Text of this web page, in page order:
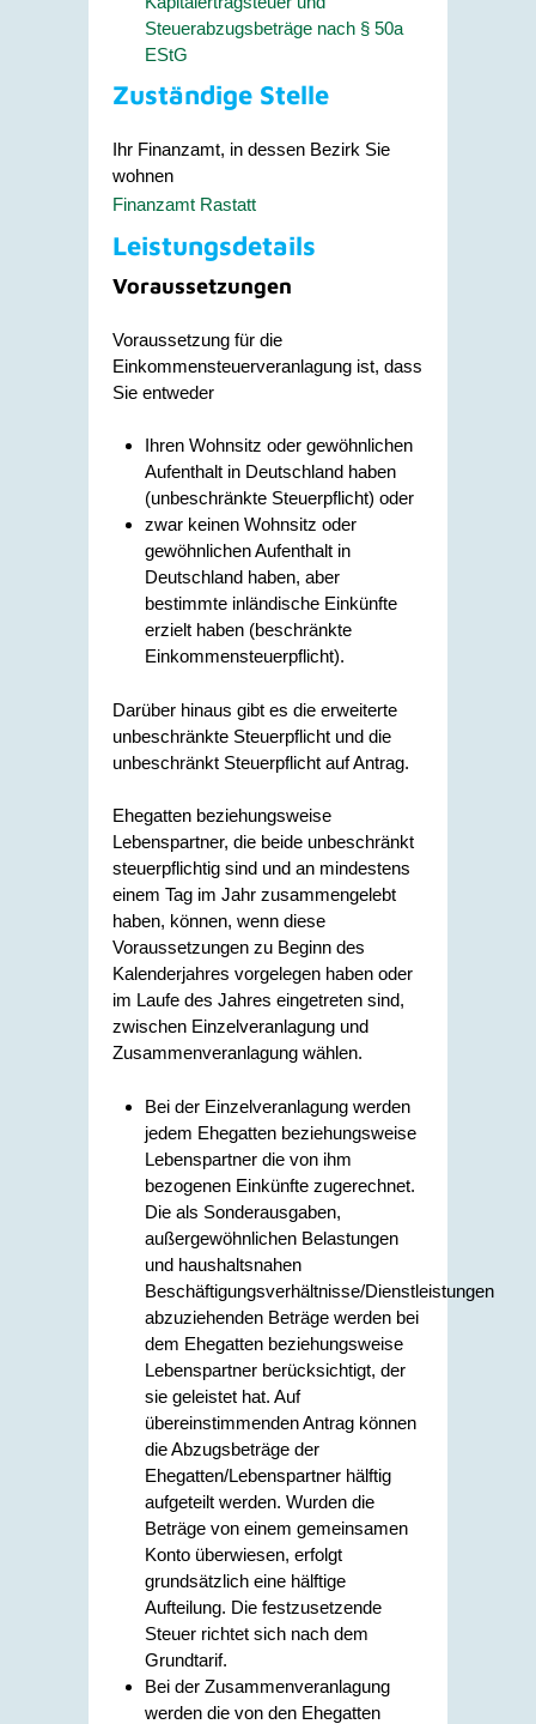
Steuerabzugsbeträge nach § 50a
EStG
Zuständige Stelle
Ihr Finanzamt, in dessen Bezirk Sie
wohnen
Finanzamt Rastatt
Leistungsdetails
Voraussetzungen
Voraussetzung für die
Einkommensteuerveranlagung ist, dass
Sie entweder
Ihren Wohnsitz oder gewöhnlichen
Aufenthalt in Deutschland haben
(unbeschränkte Steuerpflicht) oder
zwar keinen Wohnsitz oder
gewöhnlichen Aufenthalt in
Deutschland haben, aber
bestimmte inländische Einkünfte
erzielt haben (beschränkte
Einkommensteuerpflicht).
Darüber hinaus gibt es die erweiterte
unbeschränkte Steuerpflicht und die
unbeschränkt Steuerpflicht auf Antrag.
Ehegatten beziehungsweise
Lebenspartner, die beide unbeschränkt
steuerpflichtig sind und an mindestens
einem Tag im Jahr zusammengelebt
haben, können, wenn diese
Voraussetzungen zu Beginn des
Kalenderjahres vorgelegen haben oder
im Laufe des Jahres eingetreten sind,
zwischen Einzelveranlagung und
Zusammenveranlagung wählen.
Bei der Einzelveranlagung werden
jedem Ehegatten beziehungsweise
Lebenspartner die von ihm
bezogenen Einkünfte zugerechnet.
Die als Sonderausgaben,
außergewöhnlichen Belastungen
und haushaltsnahen
Beschäftigungsverhältnisse/Dienstleistungen
abzuziehenden Beträge werden bei
dem Ehegatten beziehungsweise
Lebenspartner berücksichtigt, der
sie geleistet hat. Auf
übereinstimmenden Antrag können
die Abzugsbeträge der
Ehegatten/Lebenspartner hälftig
aufgeteilt werden. Wurden die
Beträge von einem gemeinsamen
Konto überwiesen, erfolgt
grundsätzlich eine hälftige
Aufteilung. Die festzusetzende
Steuer richtet sich nach dem
Grundtarif.
Bei der Zusammenveranlagung
werden die von den Ehegatten